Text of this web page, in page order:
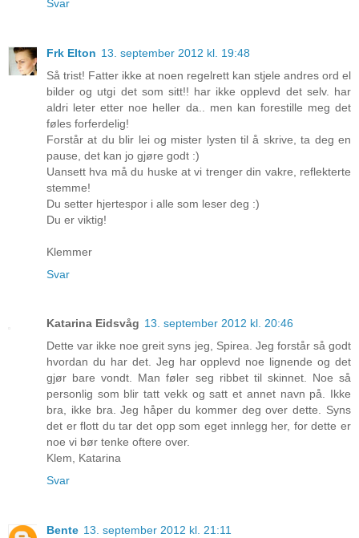
Svar
Frk Elton 13. september 2012 kl. 19:48
Så trist! Fatter ikke at noen regelrett kan stjele andres ord el
bilder og utgi det som sitt!! har ikke opplevd det selv. har
aldri leter etter noe heller da.. men kan forestille meg det
føles forferdelig!
Forstår at du blir lei og mister lysten til å skrive, ta deg en
pause, det kan jo gjøre godt :)
Uansett hva må du huske at vi trenger din vakre, reflekterte
stemme!
Du setter hjertespor i alle som leser deg :)
Du er viktig!
Klemmer
Svar
Katarina Eidsvåg 13. september 2012 kl. 20:46
Dette var ikke noe greit syns jeg, Spirea. Jeg forstår så godt
hvordan du har det. Jeg har opplevd noe lignende og det
gjør bare vondt. Man føler seg ribbet til skinnet. Noe så
personlig som blir tatt vekk og satt et annet navn på. Ikke
bra, ikke bra. Jeg håper du kommer deg over dette. Syns
det er flott du tar det opp som eget innlegg her, for dette er
noe vi bør tenke oftere over.
Klem, Katarina
Svar
Bente 13. september 2012 kl. 21:11